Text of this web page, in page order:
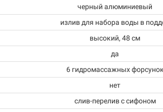
черный алюминиевый
излив для набора воды в
высокий, 48 см
да
6 гидромассажных форсунок
нет
слив-перелив с сифоном